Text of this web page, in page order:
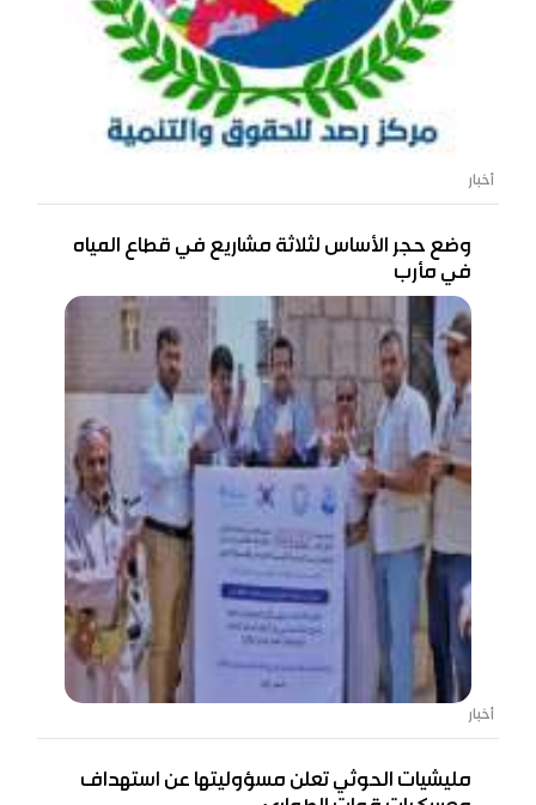
أخبار
وضع حجر الأساس لثلاثة مشاريع في قطاع المياه
في مأرب
أخبار
مليشيات الحوثي تعلن مسؤوليتها عن استهداف